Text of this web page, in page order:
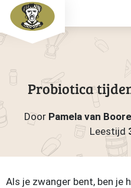
Probiotica
Door Pamela van
Leestijd
Als je zwanger bent, ben je